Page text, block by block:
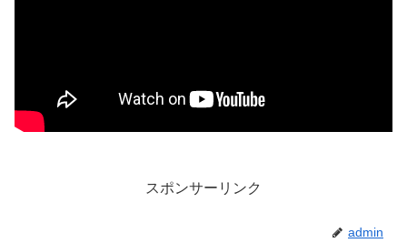
スポンサーリンク
admin